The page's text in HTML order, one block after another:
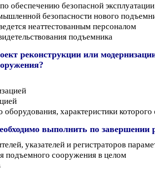
обеспечению безопасной
безопасности нового
неаттестованным персоналом
подъемника
реконструкции или
оборудования, характеристики
выполнить по
указателей и регистраторов
подъемного сооружения в целом